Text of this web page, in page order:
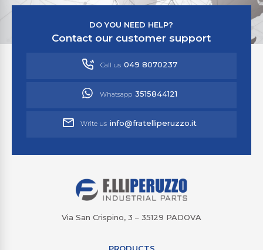
DO YOU NEED HELP?
Contact our customer support
Call us 049 8070237
Whatsapp 3515844121
Write us info@fratelliperuzzo.it
Via San Crispino, 3 – 35129 PADOVA